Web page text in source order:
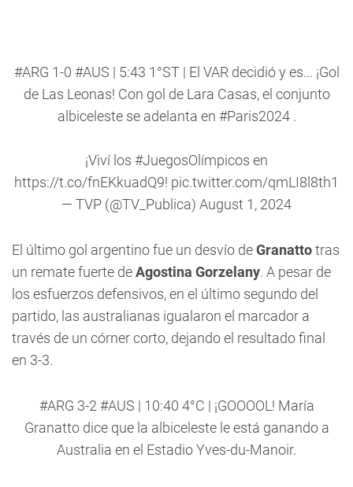
#ARG 1-0 #AUS | 5:43 1°ST | El VAR decidió y es... ¡Gol
de Las Leonas! Con gol de Lara Casas, el conjunto
albiceleste se adelanta en #Paris2024.
¡Viví los #JuegosOlímpicos en
https://t.co/fnEKkuadQ9! pic.twitter.com/qmLI8l8th1
— TVP (@TV_Publica) August 1, 2024
El último gol argentino fue un desvío deGranattotras
un remate fuerte deAgostina Gorzelany. A pesar de
los esfuerzos defensivos, en el último segundo del
partido, las australianas igualaron el marcador a
través de un córner corto, dejando el resultado final
en 3-3.
#ARG 3-2 #AUS | 10:40 4°C | ¡GOOOOL! María
Granatto dice que la albiceleste le está ganando a
Australia en el Estadio Yves-du-Manoir.